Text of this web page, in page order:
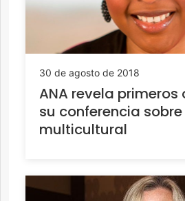
30 de agosto de 2018
ANA revela
su conferencia
multicultural